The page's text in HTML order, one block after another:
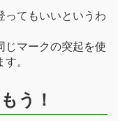
ってもいいというわ
じマークの突起を使
。
う！